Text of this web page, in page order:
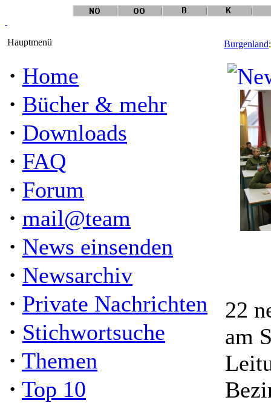
Hauptmenü
· Home
· Bücher & mehr
· Downloads
· FAQ
· Forum
· mail@team
· News einsenden
· Newsarchiv
· Private Nachrichten
· Stichwortsuche
· Themen
· Top 10
Burgenland
22
am